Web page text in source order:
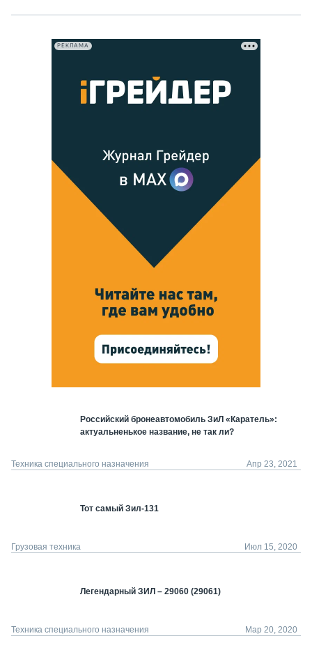
РЕКЛАМА
Российский бронеавтомобиль ЗиЛ «Каратель»:
актуальненькое название, не так ли?
Техника специального назначения Апр 23, 2021
Тот самый Зил-131
Грузовая техника Июл 15, 2020
Легендарный ЗИЛ – 29060 (29061)
Техника специального назначения Мар 20, 2020